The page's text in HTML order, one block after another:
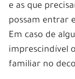
e as que
possam entrar
Em caso de
imprescindível
familiar no